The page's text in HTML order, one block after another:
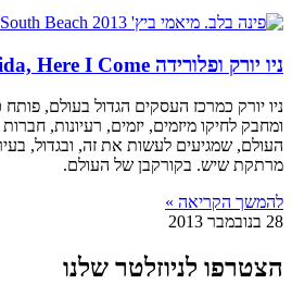
ניו יורק ופלורידה New York & Florida, Here I Come
ניו יורק כמרכז העסקים הגדול בעולם,
ומחבק לחיקו מיזמים, יזמים, רעיונות,
העולם, שמגיעים לעשות את זה, ובגדול,
מרתקת שיש. בקורקבן של העולם.
להמשך הקריאה »
28 בנובמבר 2013
הצטרפו לניוזלטר שלנו